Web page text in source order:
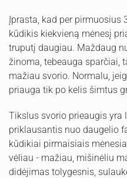
Įprasta, kad per pirmuosius
kūdikis kiekvieną mėnesį
truputį daugiau. Maždaug
žinoma, tebeauga sparčiai,
mažiau svorio. Normalu,
priauga tik po kelis šimtus
Tikslus svorio prieaugis
priklausantis nuo daugelio
kūdikiai pirmaisiais
vėliau - mažiau, mišinėliu
didėjimas tolygesnis,